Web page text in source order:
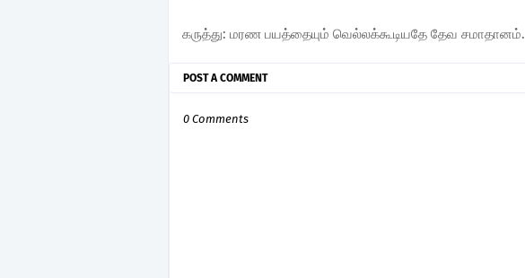
கருத்து: மரண பயத்தையும் வெல்லக்கூடியதே தேவ சமாதானம்.
POST A COMMENT
0 Comments